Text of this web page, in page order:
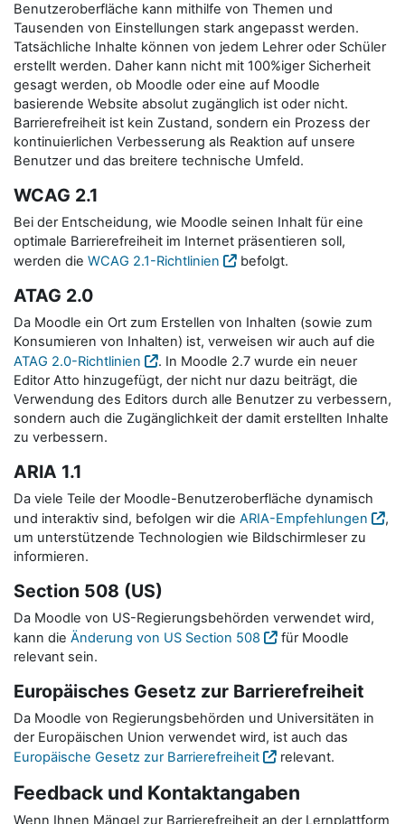
Benutzeroberfläche kann mithilfe von Themen und
Tausenden von Einstellungen stark angepasst werden.
Tatsächliche Inhalte können von jedem Lehrer oder Schüler
erstellt werden. Daher kann nicht mit 100%iger Sicherheit
gesagt werden, ob Moodle oder eine auf Moodle
basierende Website absolut zugänglich ist oder nicht.
Barrierefreiheit ist kein Zustand, sondern ein Prozess der
kontinuierlichen Verbesserung als Reaktion auf unsere
Benutzer und das breitere technische Umfeld.
WCAG 2.1
Bei der Entscheidung, wie Moodle seinen Inhalt für eine
optimale Barrierefreiheit im Internet präsentieren soll,
werden die WCAG 2.1-Richtlinien befolgt.
ATAG 2.0
Da Moodle ein Ort zum Erstellen von Inhalten (sowie zum
Konsumieren von Inhalten) ist, verweisen wir auch auf die
ATAG 2.0-Richtlinien
. In Moodle 2.7 wurde ein neuer
Editor Atto hinzugefügt, der nicht nur dazu beiträgt, die
Verwendung des Editors durch alle Benutzer zu verbessern,
sondern auch die Zugänglichkeit der damit erstellten Inhalte
zu verbessern.
ARIA 1.1
Da viele Teile der Moodle-Benutzeroberfläche dynamisch
und interaktiv sind, befolgen wir die ARIA-Empfehlungen
,
um unterstützende Technologien wie Bildschirmleser zu
informieren.
Section 508 (US)
Da Moodle von US-Regierungsbehörden verwendet wird,
kann die Änderung von US Section 508
für Moodle
relevant sein.
Europäisches Gesetz zur Barrierefreiheit
Da Moodle von Regierungsbehörden und Universitäten in
der Europäischen Union verwendet wird, ist auch das
Europäische Gesetz zur Barrierefreiheit
relevant.
Feedback und Kontaktangaben
Wenn Ihnen Mängel zur Barrierefreiheit an der Lernplattform